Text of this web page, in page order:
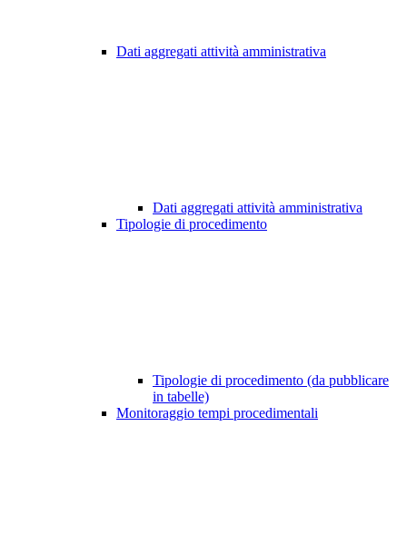
Dati aggregati attività amministrativa
Dati aggregati attività amministrativa
Tipologie di procedimento
Tipologie di procedimento (da pubblicare
in tabelle)
Monitoraggio tempi procedimentali